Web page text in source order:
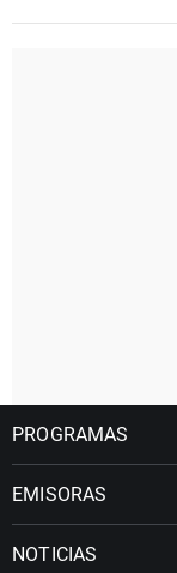
PROGRAMAS
EMISORAS
NOTICIAS